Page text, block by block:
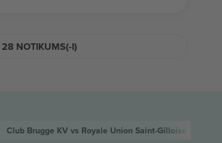
NOTIKUMS(-I)
Club Brugge KV vs Royale Union Saint-Gilloise